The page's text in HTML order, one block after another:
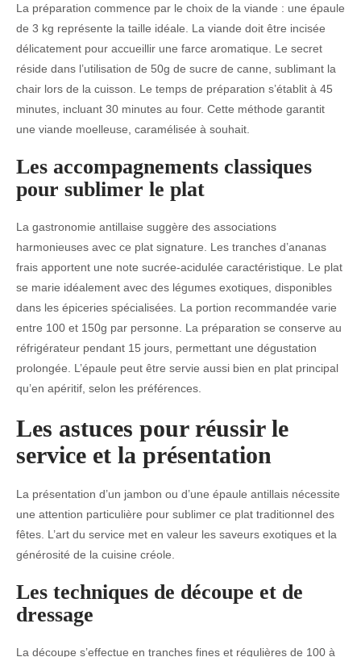
La préparation commence par le choix de la viande : une épaule
de 3 kg représente la taille idéale. La viande doit être incisée
délicatement pour accueillir une farce aromatique. Le secret
réside dans l’utilisation de 50g de sucre de canne, sublimant la
chair lors de la cuisson. Le temps de préparation s’établit à 45
minutes, incluant 30 minutes au four. Cette méthode garantit
une viande moelleuse, caramélisée à souhait.
Les accompagnements classiques
pour sublimer le plat
La gastronomie antillaise suggère des associations
harmonieuses avec ce plat signature. Les tranches d’ananas
frais apportent une note sucrée-acidulée caractéristique. Le plat
se marie idéalement avec des légumes exotiques, disponibles
dans les épiceries spécialisées. La portion recommandée varie
entre 100 et 150g par personne. La préparation se conserve au
réfrigérateur pendant 15 jours, permettant une dégustation
prolongée. L’épaule peut être servie aussi bien en plat principal
qu’en apéritif, selon les préférences.
Les astuces pour réussir le
service et la présentation
La présentation d’un jambon ou d’une épaule antillais nécessite
une attention particulière pour sublimer ce plat traditionnel des
fêtes. L’art du service met en valeur les saveurs exotiques et la
générosité de la cuisine créole.
Les techniques de découpe et de
dressage
La découpe s’effectue en tranches fines et régulières de 100 à